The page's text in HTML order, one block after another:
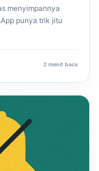
menyimpannya
punya trik jitu
2 menit baca